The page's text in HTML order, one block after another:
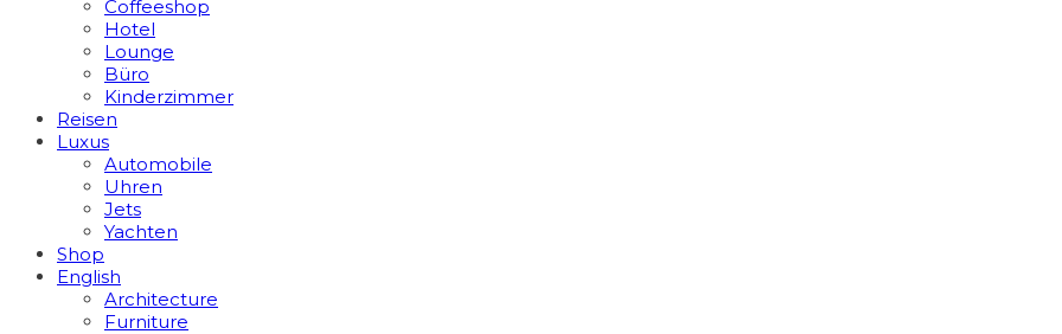
Coffeeshop
Hotel
Lounge
Büro
Kinderzimmer
Reisen
Luxus
Automobile
Uhren
Jets
Yachten
Shop
English
Architecture
Furniture